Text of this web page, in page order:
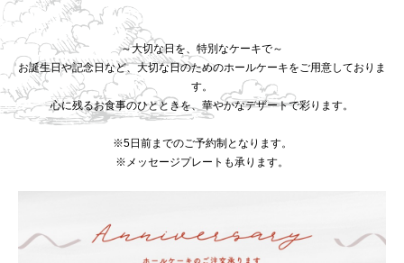
～大切な日を、特別なケーキで～
お誕生日や記念日など、大切な日のためのホールケーキをご用意しておりま
す。
心に残るお食事のひとときを、華やかなデザートで彩ります。
※5日前までのご予約制となります。
※メッセージプレートも承ります。